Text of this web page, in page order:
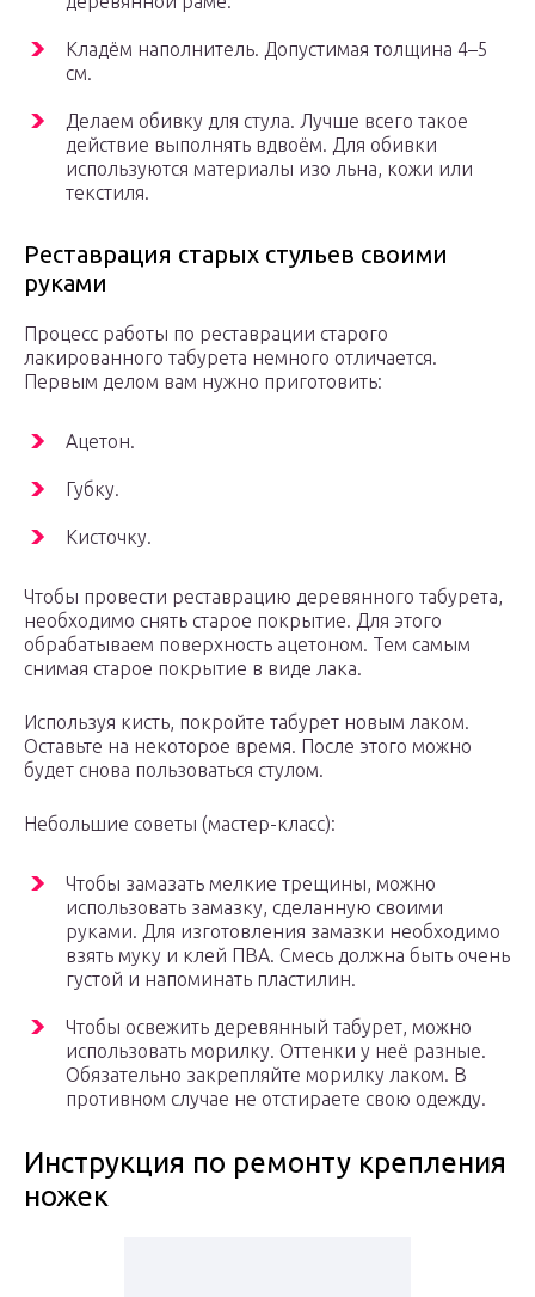
Кладём наполнитель. Допустимая толщина 4–5
см.
Делаем обивку для стула. Лучше всего такое
действие выполнять вдвоём. Для обивки
используются материалы изо льна, кожи или
текстиля.
Реставрация старых стульев своими
руками
Процесс работы по реставрации старого
лакированного табурета немного отличается.
Первым делом вам нужно приготовить:
Ацетон.
Губку.
Кисточку.
Чтобы провести реставрацию деревянного табурета,
необходимо снять старое покрытие. Для этого
обрабатываем поверхность ацетоном. Тем самым
снимая старое покрытие в виде лака.
Используя кисть, покройте табурет новым лаком.
Оставьте на некоторое время. После этого можно
будет снова пользоваться стулом.
Небольшие советы (мастер-класс):
Чтобы замазать мелкие трещины, можно
использовать замазку, сделанную своими
руками. Для изготовления замазки необходимо
взять муку и клей ПВА. Смесь должна быть очень
густой и напоминать пластилин.
Чтобы освежить деревянный табурет, можно
использовать морилку. Оттенки у неё разные.
Обязательно закрепляйте морилку лаком. В
противном случае не отстираете свою одежду.
Инструкция по ремонту крепления
ножек